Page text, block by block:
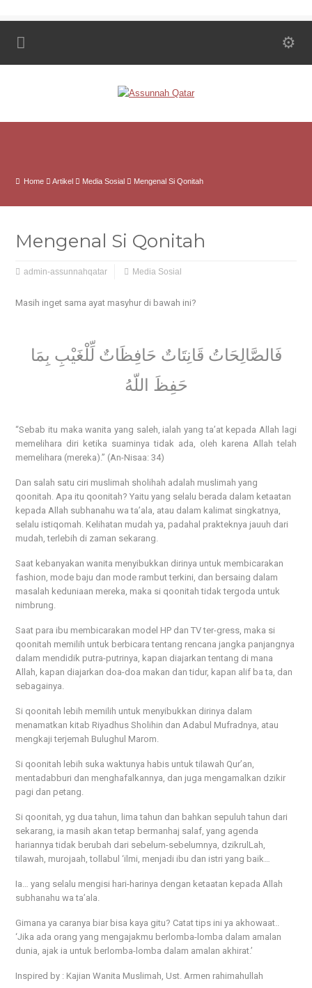
Home Artikel Media Sosial Mengenal Si Qonitah
Mengenal Si Qonitah
admin-assunnahqatar Media Sosial
Masih inget sama ayat masyhur di bawah ini?
فَالصَّالِحَاتُ قَانِتَاتٌ حَافِظَاتٌ لِّلْغَيْبِ بِمَا
حَفِظَ اللّهُ
“Sebab itu maka wanita yang saleh, ialah yang ta’at kepada Allah lagi
memelihara diri ketika suaminya tidak ada, oleh karena Allah telah
memelihara (mereka).” (An-Nisaa: 34)
Dan salah satu ciri muslimah sholihah adalah muslimah yang
qoonitah. Apa itu qoonitah?Yaitu yang selalu berada dalam ketaatan
kepada Allah subhanahu wa ta’ala, atau dalam kalimat singkatnya,
selalu istiqomah. Kelihatan mudah ya, padahal prakteknya jauuh dari
mudah, terlebih di zaman sekarang.
Saat kebanyakan wanita menyibukkan dirinya untuk membicarakan
fashion, mode baju dan mode rambut terkini, dan bersaing dalam
masalah keduniaan mereka, maka si qoonitah tidak tergoda untuk
nimbrung.
Saat para ibu membicarakan model HP dan TV ter-gress, maka si
qoonitah memilih untuk berbicara tentang rencana jangka panjangnya
dalam mendidik putra-putrinya, kapan diajarkan tentang di mana
Allah, kapan diajarkan doa-doa makan dan tidur, kapan alif ba ta, dan
sebagainya.
Si qoonitah lebih memilih untuk menyibukkan dirinya dalam
menamatkan kitab Riyadhus Sholihin dan Adabul Mufradnya, atau
mengkaji terjemah Bulughul Marom.
Si qoonitah lebih suka waktunya habis untuk tilawah Qur’an,
mentadabburi dan menghafalkannya, dan juga mengamalkan dzikir
pagi dan petang.
Si qoonitah, yg dua tahun, lima tahun dan bahkan sepuluh tahun dari
sekarang, ia masih akan tetap bermanhaj salaf, yang agenda
hariannya tidak berubah dari sebelum-sebelumnya, dzikrulLah,
tilawah, murojaah, tollabul ‘ilmi, menjadi ibu dan istri yang baik…
Ia… yang selalu mengisi hari-harinya dengan ketaatan kepada Allah
subhanahu wa ta’ala.
Gimana ya caranya biar bisa kaya gitu? Catat tips ini ya akhowaat..
‘Jika ada orang yang mengajakmu berlomba-lomba dalam amalan
dunia, ajak ia untuk berlomba-lomba dalam amalan akhirat.’
Inspired by : Kajian Wanita Muslimah, Ust. Armen rahimahullah